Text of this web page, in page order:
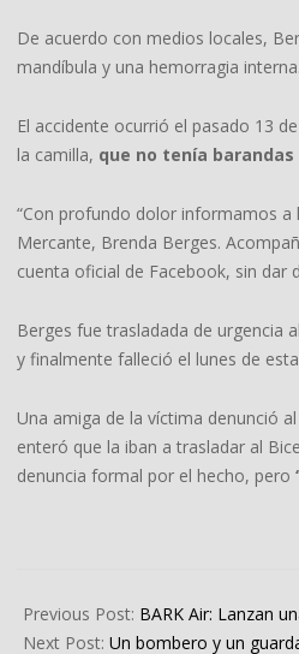
De acuerdo con medios locales,
mandíbula y una hemorragia interna.
El accidente ocurrió el pasado 13
la camilla, que no tenía
“Con profundo dolor informamos
Mercante, Brenda Berges.
cuenta oficial de Facebook, sin dar
Berges fue trasladada de urgencia
y finalmente falleció el lunes de
Una amiga de la víctima denunció
enteró que la iban a trasladar al
denuncia formal por el hecho, pero
05-
27
Previous Post: BARK Air: Lanzan
Next Post: Un bombero y un